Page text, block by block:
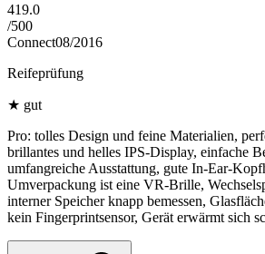
419.0
/500
Connect08/2016
Reifeprüfung
★ gut
Pro: tolles Design und feine Materialien,
brillantes und helles IPS-Display, einfache
umfangreiche Ausstattung, gute In-Ear-
Umverpackung ist eine VR-Brille,
interner Speicher knapp bemessen,
kein Fingerprintsensor, Gerät erwärmt sich